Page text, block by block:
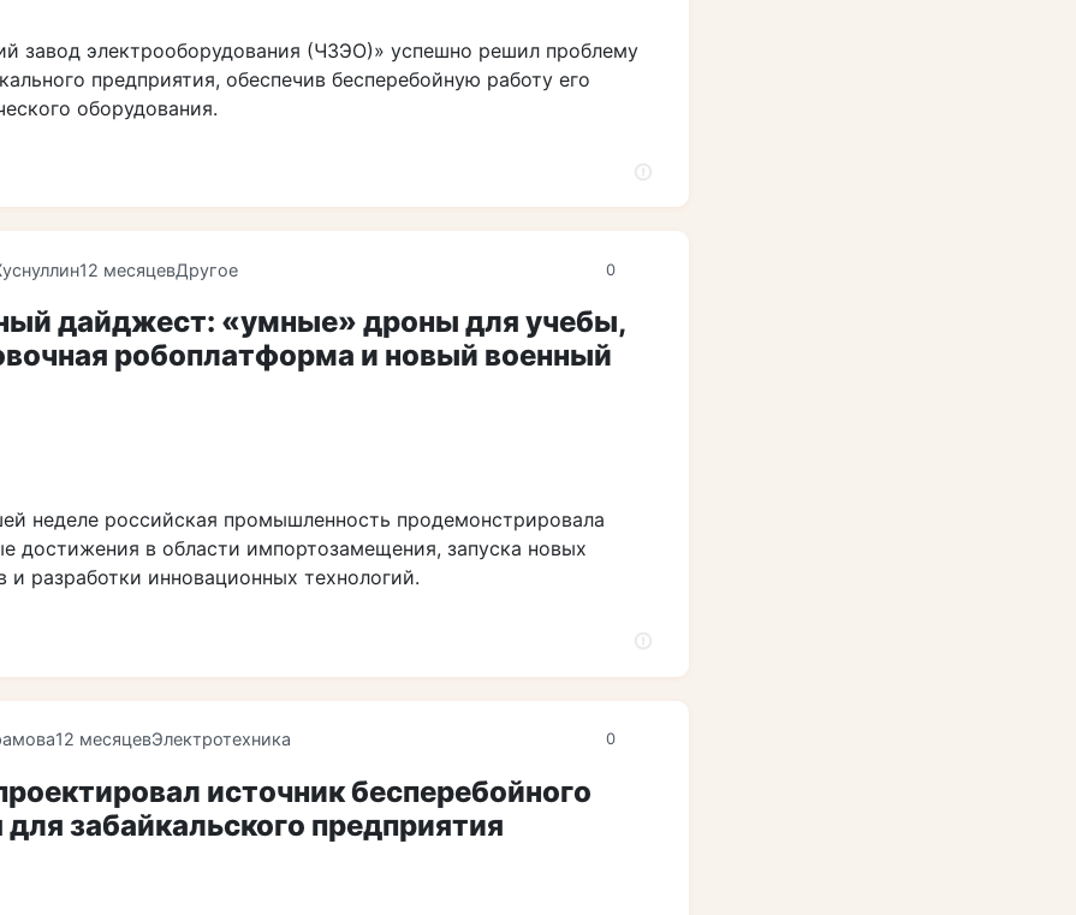
завод электрооборудования (ЧЗЭО)» успешно решил проблему
предприятия, обеспечив бесперебойную работу его
оборудования.
0
12 месяцевДругое
дайджест: «умные» дроны для учебы,
робоплатформа и новый военный
неделе российская промышленность продемонстрировала
достижения в области импортозамещения, запуска новых
и разработки инновационных технологий.
0
12 месяцевЭлектротехника
источник бесперебойного
для забайкальского предприятия